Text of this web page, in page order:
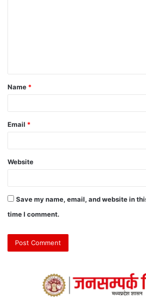
Name *
Email *
Website
Save my name, email, and website in
time I comment.